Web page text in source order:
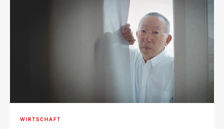
WIRTSCHAFT